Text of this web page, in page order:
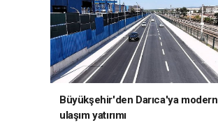
Büyükşehir'den Darıca'ya modern
ulaşım yatırımı